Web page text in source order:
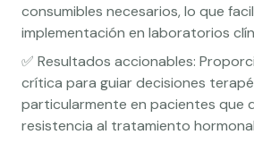
consumibles necesarios, lo que
implementación en laboratorios
✅ Resultados accionables:
crítica para guiar decisiones
particularmente en pacientes que
resistencia al tratamiento